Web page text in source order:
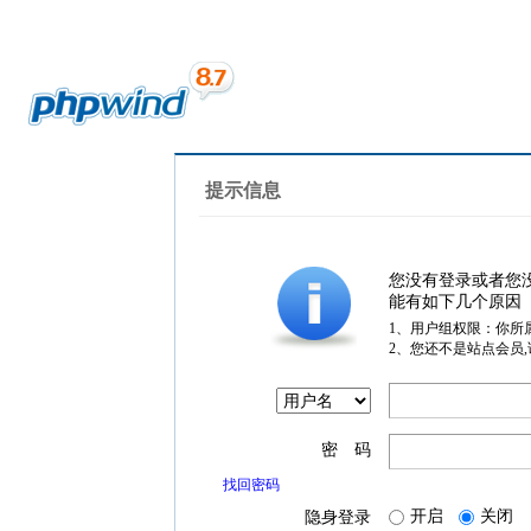
提示信息
您没有登录或者您
能有如下几个原因
1、用户组权限：你所
2、您还不是站点会员
密 码
找回密码
隐身登录 开启 关闭